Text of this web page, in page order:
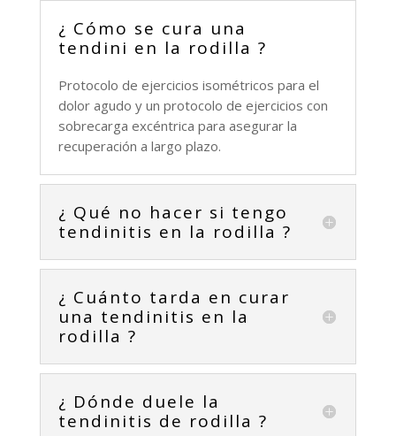
¿ Cómo se cura una
tendini en la rodilla ?
Protocolo de ejercicios isométricos para el
dolor agudo y un protocolo de ejercicios con
sobrecarga excéntrica para asegurar la
recuperación a largo plazo.
¿ Qué no hacer si tengo
tendinitis en la rodilla ?
¿ Cuánto tarda en curar
una tendinitis en la
rodilla ?
¿ Dónde duele la
tendinitis de rodilla ?